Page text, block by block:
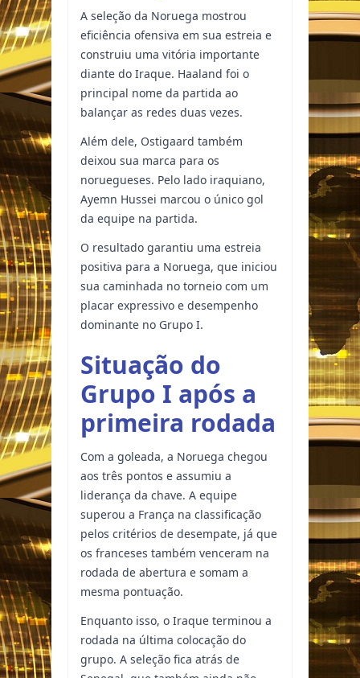
A seleção da Noruega mostrou
eficiência ofensiva em sua estreia e
construiu uma vitória importante
diante do Iraque. Haaland foi o
principal nome da partida ao
balançar as redes duas vezes.
Além dele, Ostigaard também
deixou sua marca para os
noruegueses. Pelo lado iraquiano,
Ayemn Hussei marcou o único gol
da equipe na partida.
O resultado garantiu uma estreia
positiva para a Noruega, que iniciou
sua caminhada no torneio com um
placar expressivo e desempenho
dominante no Grupo I.
Situação do
Grupo I após a
primeira rodada
Com a goleada, a Noruega chegou
aos três pontos e assumiu a
liderança da chave. A equipe
superou a França na classificação
pelos critérios de desempate, já que
os franceses também venceram na
rodada de abertura e somam a
mesma pontuação.
Enquanto isso, o Iraque terminou a
rodada na última colocação do
grupo. A seleção fica atrás de